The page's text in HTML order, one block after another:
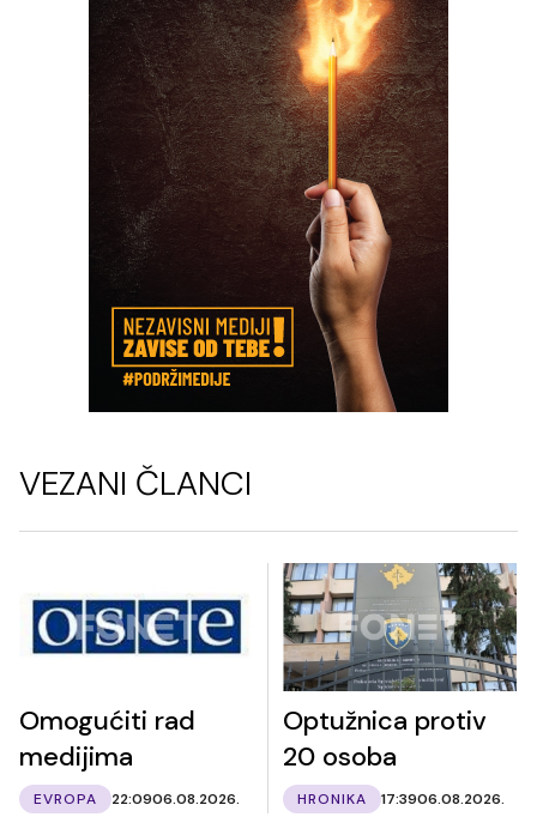
VEZANI ČLANCI
Omogućiti rad
medijima
EVROPA 22:0906.08.2026.
Optužnica protiv
20 osoba
HRONIKA 17:3906.08.2026.